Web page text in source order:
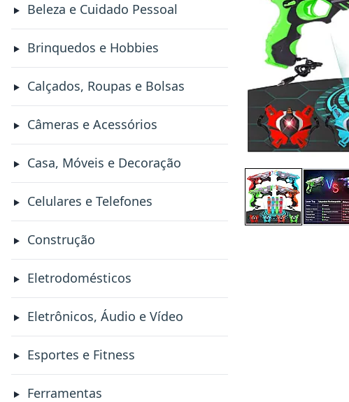
Beleza e Cuidado Pessoal
Brinquedos e Hobbies
Calçados, Roupas e Bolsas
Câmeras e Acessórios
Casa, Móveis e Decoração
Celulares e Telefones
Construção
Eletrodomésticos
Eletrônicos, Áudio e Vídeo
Esportes e Fitness
Ferramentas